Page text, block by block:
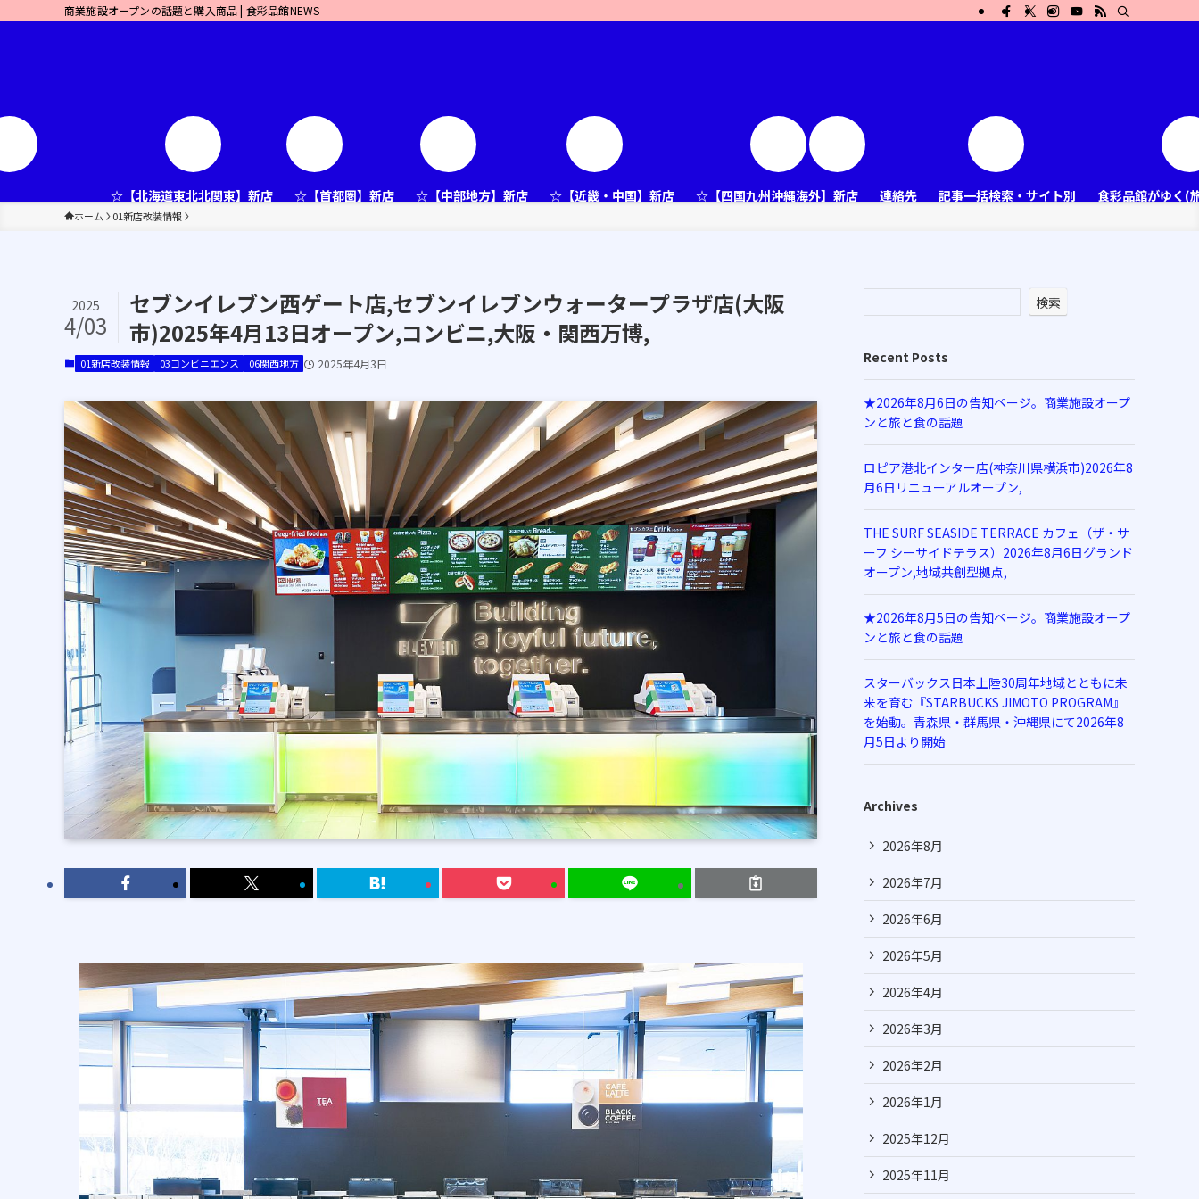
商業施設オープンの話題と購入商品 | 食彩品館NEWS
☆【北海道東北北関東】新店 ☆【首都圏】新店 ☆【中部地方】新店 ☆【近畿・中国】新店 ☆【四国九州沖縄海外】新店 連絡先 記事一括検索・サイト別 食彩品館がゆく(
ホーム 01新店改装情報
セブンイレブン西ゲート店,セブンイレブンウォータープラザ店(大阪
市)2025年4月13日オープン,コンビニ,大阪・関西万博,
2025
4/03
01新店改装情報 03コンビニエンス 06関西地方 2025年4月3日
検索
Recent Posts
★2026年8月6日の告知ページ。商業施設オープ
ンと旅と食の話題
ロピア港北インター店(神奈川県横浜市)2026年8
月6日リニューアルオープン,
THE SURF SEASIDE TERRACE カフェ（ザ・サ
ーフ シーサイドテラス）2026年8月6日グランド
オープン,地域共創型拠点,
★2026年8月5日の告知ページ。商業施設オープ
ンと旅と食の話題
スターバックス日本上陸30周年地域とともに未
来を育む『STARBUCKS JIMOTO PROGRAM』
を始動。青森県・群馬県・沖縄県にて2026年8
月5日より開始
Archives
2026年8月
2026年7月
2026年6月
2026年5月
2026年4月
2026年3月
2026年2月
2026年1月
2025年12月
2025年11月